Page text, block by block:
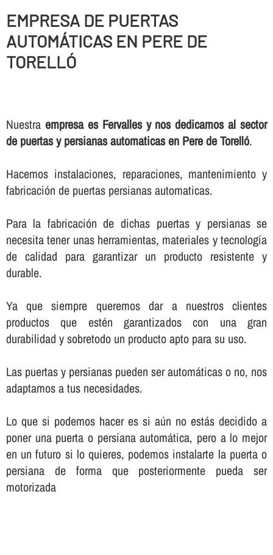
EMPRESA DE PUERTAS
AUTOMÁTICAS EN PERE DE
TORELLÓ
Nuestra empresa es Fervalles y nos dedicamos al sector
de puertas y persianas automaticas en Pere de Torelló.
Hacemos instalaciones, reparaciones, mantenimiento y
fabricación de puertas persianas automaticas.
Para la fabricación de dichas puertas y persianas se
necesita tener unas herramientas, materiales y tecnologí­a
de calidad para garantizar un producto resistente y
durable.
Ya que siempre queremos dar a nuestros clientes
productos que estén garantizados con una gran
durabilidad y sobretodo un producto apto para su uso.
Las puertas y persianas pueden ser automáticas o no, nos
adaptamos a tus necesidades.
Lo que si podemos hacer es si aún no estás decidido a
poner una puerta o persiana automática, pero a lo mejor
en un futuro si lo quieres, podemos instalarte la puerta o
persiana de forma que posteriormente pueda ser
motorizada